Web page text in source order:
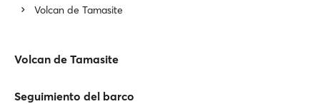
Volcan de Tamasite
Volcan de Tamasite
Seguimiento del barco